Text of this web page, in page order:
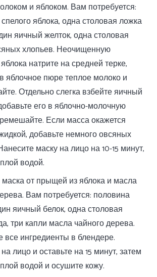
и яблоком. Вам потребуется:
яблока, одна столовая ложка
яичный желток, одна столовая
хлопьев. Неочищенную
натрите на средней терке,
яблочное пюре теплое молоко и
Отдельно слегка взбейте яичный
его в яблочно-молочную
Если масса окажется
добавьте немного овсяных
маску на лицо на 10-15 минут,
водой.
от прыщей из яблока и масла
Вам потребуется: половина
яичный белок, одна столовая
три капли масла чайного дерева.
ингредиенты в блендере.
лицо и оставьте на 15 минут, затем
водой и осушите кожу.